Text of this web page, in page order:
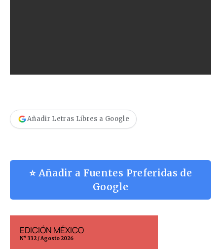
Añadir Letras Libres a Google
⭐ Añadir a Fuentes Preferidas de
Google
EDICIÓN MÉXICO
N° 332 / Agosto 2026